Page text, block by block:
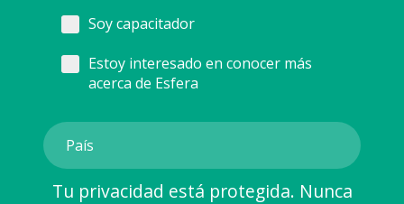
Soy capacitador
Estoy interesado en conocer más
acerca de Esfera
Tu privacidad está protegida. Nunca